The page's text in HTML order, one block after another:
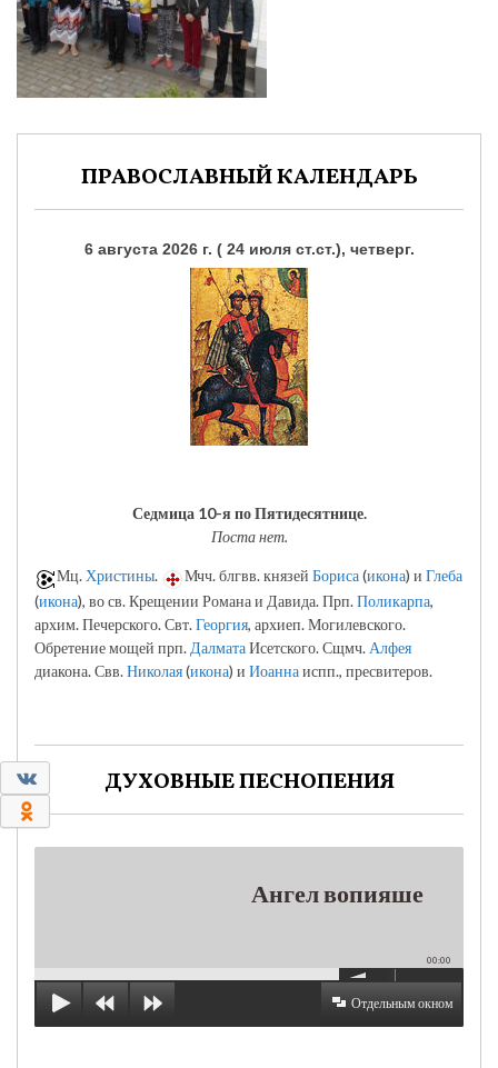
0
ПРАВОСЛАВНЫЙ КАЛЕНДАРЬ
6 августа 2026 г. ( 24 июля ст.ст.), четверг.
Седмица 10-я по Пятидесятнице.
Поста нет.
Мц. Христины. Мчч. блгвв. князей Бориса(икона) и Глеба
(икона), во св. Крещении Романа и Давида. Прп.Поликарпа,
архим. Печерского. Свт.Георгия, архиеп. Могилевского.
Обретение мощей прп. ДалматаИсетского. Сщмч. Алфея
диакона. Свв.Николая(икона) и Иоаннаиспп., пресвитеров.
ДУХОВНЫЕ ПЕСНОПЕНИЯ
Ангел вопияше
00:00
Отдельным окном